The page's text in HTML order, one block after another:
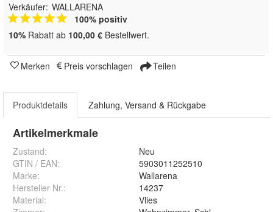
Verkäufer: WALLARENA
100% positiv
10% Rabatt ab 100,00 € Bestellwert.
Merken Preis vorschlagen Teilen
Produktdetails Zahlung, Versand & Rückgabe
Artikelmerkmale
Zustand:
Neu
GTIN / EAN:
5903011252510
Marke:
Wallarena
Hersteller Nr.:
14237
Material:
Vlies